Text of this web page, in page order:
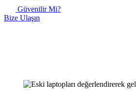
Güvenilir Mi?
Bize Ulaşın